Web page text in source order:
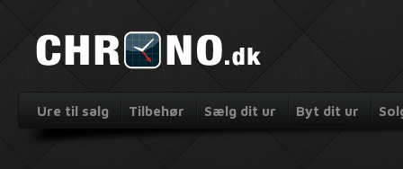
Ure til salg Tilbehør Sælg dit ur Byt dit ur